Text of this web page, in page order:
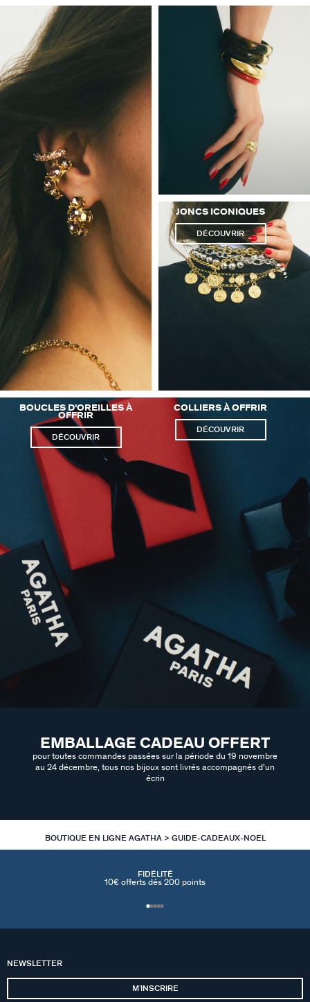
JONCS ICONIQUES
DÉCOUVRIR
BOUCLES D'OREILLES À
OFFRIR
DÉCOUVRIR
COLLIERS À OFFRIR
DÉCOUVRIR
EMBALLAGE CADEAU OFFERT
pour toutes commandes passées sur la période du 19 novembre
au 24 décembre, tous nos bijoux sont livrés accompagnés d'un
écrin
BOUTIQUE EN LIGNE AGATHA GUIDE-CADEAUX-NOEL
FIDÉLITÉ
10€ offerts dés 200 points
NEWSLETTER
MʼINSCRIRE